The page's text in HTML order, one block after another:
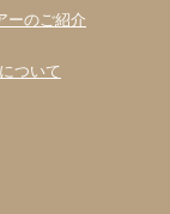
ーのご紹介
ついて